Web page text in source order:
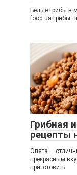
Белые грибы в
food.ua Грибы
Грибная
рецепты
Опята —
прекрасным
приготовить